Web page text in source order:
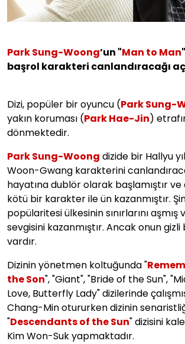
Park Sung-Woong’un "Man to Man
başrol karakteri canlandıracağı
Dizi, popüler bir oyuncu (Park Sung-
yakın koruması (Park Hae-Jin)
dönmektedir.
Park Sung-Woong dizide bir Hallyu
Woon-Gwang karakterini
hayatına dublör olarak başlamıştır ve
kötü bir karakter ile ün kazanmıştır.
popülaritesi ülkesinin sınırlarını aşmış
sevgisini kazanmıştır. Ancak onun
vardır.
Dizinin yönetmen koltuğunda "
the Son", "Giant", "Bride of the Sun",
Love, Butterfly Lady" dizilerinde
Chang-Min otururken dizinin
"Descendants of the Sun" dizisini
Kim Won-Suk yapmaktadır.